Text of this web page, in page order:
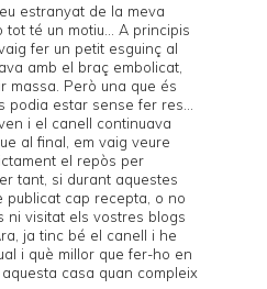
estranyat de la meva
té un motiu... A principis
fer un petit esguinç al
amb el braç embolicat,
massa. Però una que és
estar sense fer res...
i el canell continuava
al final, em vaig veure
el repòs per
tant, si durant aquestes
publicat cap recepta, o no
ni visitat els vostres blogs
ja tinc bé el canell i he
i què millor que fer-ho en
casa quan compleix